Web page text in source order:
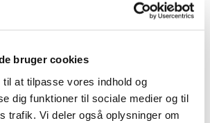
bruger cookies
at tilpasse vores indhold og
dig funktioner til sociale medier og til
trafik. Vi deler også oplysninger om
har haft 4 forslag til fremtidig
i nogle undergrupper i…
tilskud til Monopex
i ansøgning om generelt tilskud til